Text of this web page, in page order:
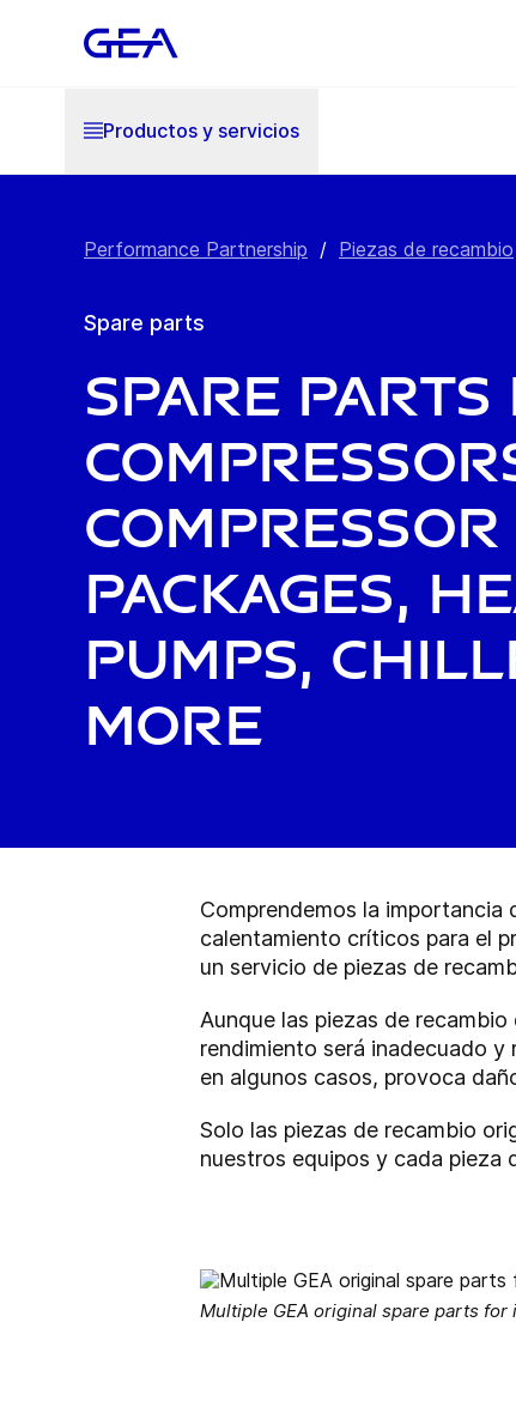
Productos y servicios
Performance Partnership / Piezas de recambio
Spare parts
Spare Parts
Compressor
Packages,
Pumps,
more
Comprendemos la importancia
calentamiento críticos para el
un servicio de piezas de
Aunque las piezas de
rendimiento será inadecuado
en algunos casos, provoca
Solo las piezas de recambio
nuestros equipos y cada pieza
Multiple GEA original spare parts